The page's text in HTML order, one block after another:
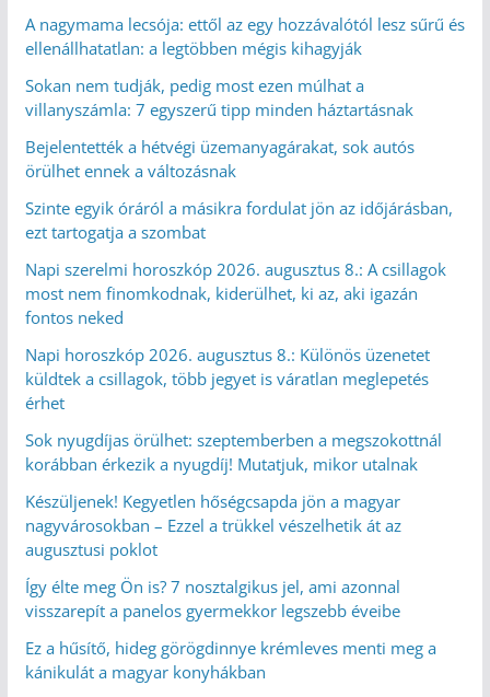
A nagymama lecsója: ettől az egy hozzávalótól lesz sűrű és
ellenállhatatlan: a legtöbben mégis kihagyják
Sokan nem tudják, pedig most ezen múlhat a
villanyszámla: 7 egyszerű tipp minden háztartásnak
Bejelentették a hétvégi üzemanyagárakat, sok autós
örülhet ennek a változásnak
Szinte egyik óráról a másikra fordulat jön az időjárásban,
ezt tartogatja a szombat
Napi szerelmi horoszkóp 2026. augusztus 8.: A csillagok
most nem finomkodnak, kiderülhet, ki az, aki igazán
fontos neked
Napi horoszkóp 2026. augusztus 8.: Különös üzenetet
küldtek a csillagok, több jegyet is váratlan meglepetés
érhet
Sok nyugdíjas örülhet: szeptemberben a megszokottnál
korábban érkezik a nyugdíj! Mutatjuk, mikor utalnak
Készüljenek! Kegyetlen hőségcsapda jön a magyar
nagyvárosokban – Ezzel a trükkel vészelhetik át az
augusztusi poklot
Így élte meg Ön is? 7 nosztalgikus jel, ami azonnal
visszarepít a panelos gyermekkor legszebb éveibe
Ez a hűsítő, hideg görögdinnye krémleves menti meg a
kánikulát a magyar konyhákban